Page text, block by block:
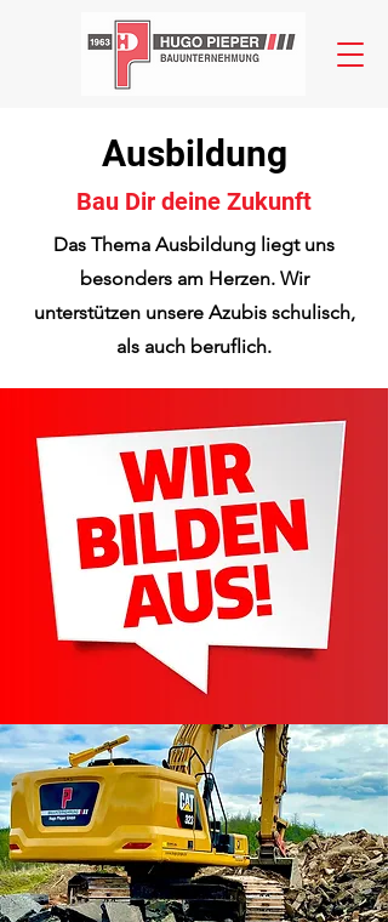
Ausbildung
Bau Dir deine Zukunft
Das Thema Ausbildung liegt uns
besonders am Herzen. Wir
unterstützen unsere Azubis schulisch,
als auch beruflich.